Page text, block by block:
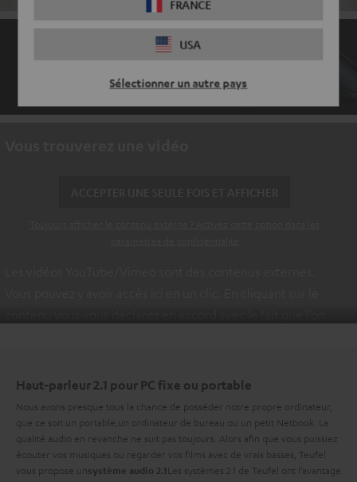
FRANCE
USA
Sélectionner un autre pays
tierce. Vous en apprendrez davantage dans notre politique
de confidentialité
Haut-parleur 2.1 pour PC fixe ou portable
Nous avons presque tous la chance de posséder notre propre ordinateur,
que ce soit un portable,un ordinateur de bureau ou un petit Netbook. La
qualité audio en revanche ne suit pas toujours. Alors afin que vous puissiez
écouter vos musiques ou regarder vos films avec de vrais basses, Teufel
vous propose unsystème audio 2.1 Les systèmes 2.1 de Teufel ont l’avantage